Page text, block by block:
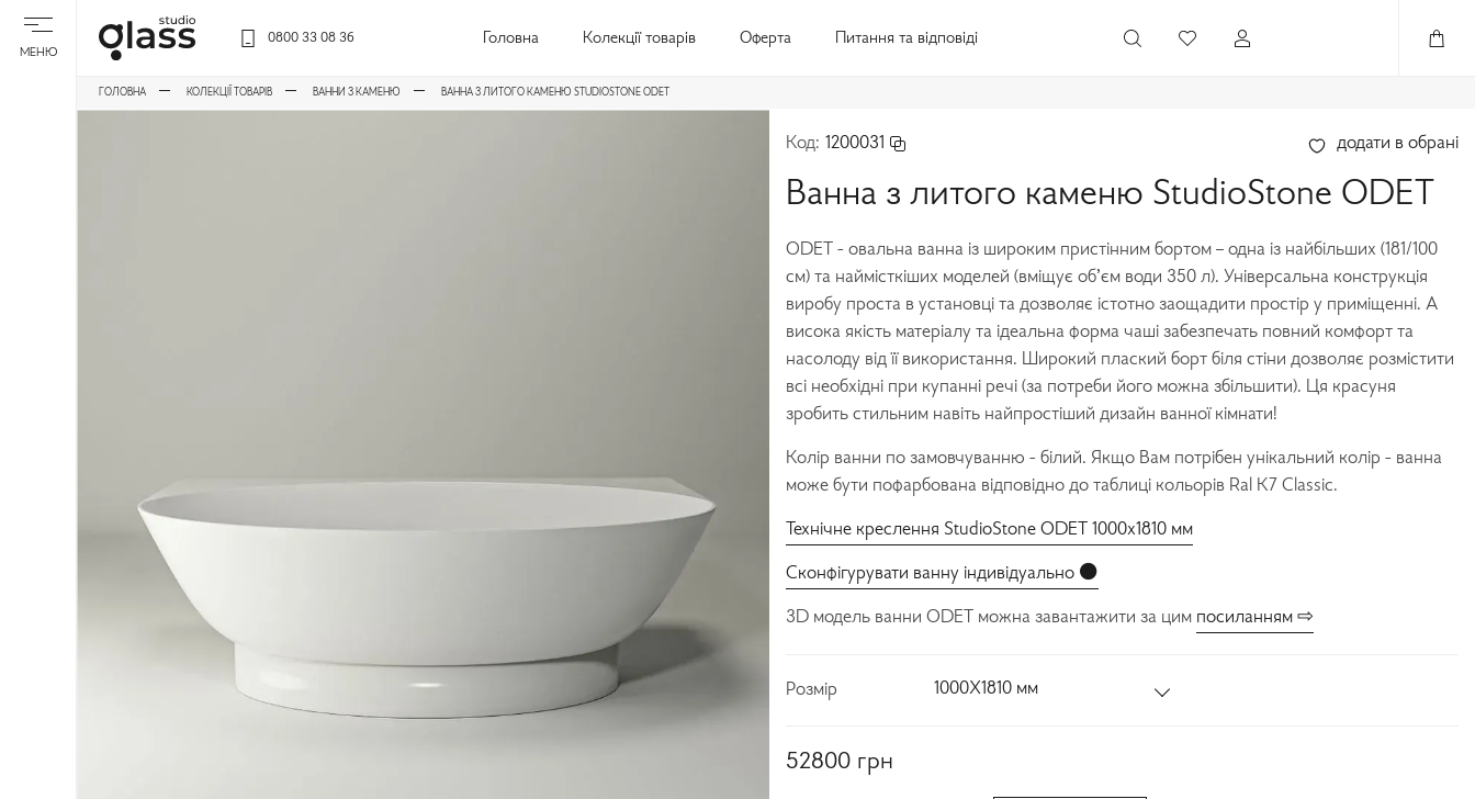
МЕНЮ
0800 33 08 36 Головна Колекції товарів Оферта Питання та відповіді
ГОЛОВНА КОЛЕКЦІЇ ТОВАРІВ ВАННИ З КАМЕНЮ ВАННА З ЛИТОГО КАМЕНЮ STUDIOSTONE ODET
Код: 1200031 додати в обрані
Ванна з литого каменю StudioStone ODET
ODET - овальна ванна із широким пристінним бортом – одна із найбільших (181/100
см) та наймісткіших моделей (вміщує об’єм води 350 л). Універсальна конструкція
виробу проста в установці та дозволяє істотно заощадити простір у приміщенні. А
висока якість матеріалу та ідеальна форма чаші забезпечать повний комфорт та
насолоду від її використання. Широкий плаский борт біля стіни дозволяє розмістити
всі необхідні при купанні речі (за потреби його можна збільшити). Ця красуня
зробить стильним навіть найпростіший дизайн ванної кімнати!
Колір ванни по замовчуванню - білий. Якщо Вам потрібен унікальний колір - ванна
може бути пофарбована відповідно до таблиці кольорів Ral K7 Classic.
Технічне креслення StudioStone ODET 1000x1810 мм
Сконфігурувати ванну індивідуально ⚫️
3D модель ванни ODET можна завантажити за цим посиланням ⇨
Розмір 1000X1810 мм
52800 грн